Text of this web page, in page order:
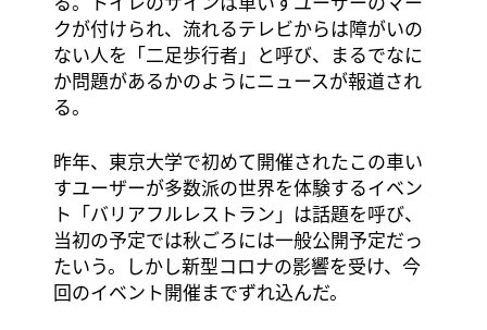
クが付けられ、流れるテレビからは障がいの
ない人を「二足歩行者」と呼び、まるでなに
か問題があるかのようにニュースが報道され
る。
昨年、東京大学で初めて開催されたこの車い
すユーザーが多数派の世界を体験するイベン
ト「バリアフルレストラン」は話題を呼び、
当初の予定では秋ごろには一般公開予定だっ
たいう。しかし新型コロナの影響を受け、今
回のイベント開催までずれ込んだ。